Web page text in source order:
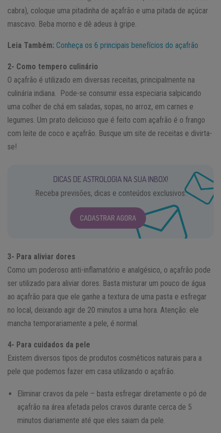
cabra), coloque uma pitadinha de açafrão e uma pitada de açúcar
mascavo. Beba morno e dê adeus à gripe.
Leia Também: Conheça os 6 principais benefícios do açafrão
2- Como tempero culinário
O açafrão é utilizado em diversas receitas, principalmente na
culinária indiana. Pode-se consumir essa especiaria salpicando
uma colher de chá em saladas, sopas, no arroz, em carnes e
legumes. Um prato delicioso que é feito com açafrão é o frango
com leite de coco e açafrão. Busque um site de receitas e divirta-
se!
DICAS DE ASTROLOGIA NA SUA INBOX!
Receba previsões, dicas e conteúdos exclusivos.
CADASTRAR AGORA
3- Para aliviar dores
Como um poderoso anti-inflamatório e analgésico, o açafrão pode
ser utilizado para aliviar dores. Basta misturar um pouco de água
ao açafrão para que ele ganhe a textura de uma pasta e esfregar
no local, deixando agir de 20 minutos a uma hora. Atenção: ele
mancha temporariamente a pele, é normal.
4- Para cuidados da pele
Existem diversos tipos de produtos cosméticos naturais para a
pele que podemos fazer em casa utilizando o açafrão.
Eliminar cravos da pele – basta esfregar diretamente o pó de
açafrão na área afetada pelos cravos durante cerca de 5
minutos diariamente até que eles saiam da pele.